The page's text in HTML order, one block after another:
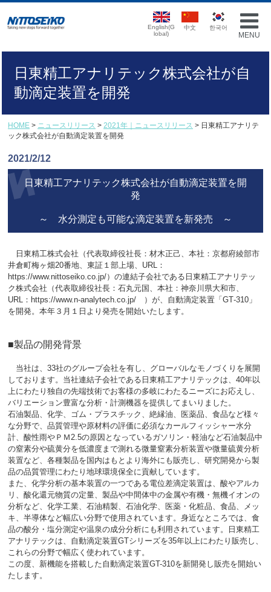
MENU
English(G
lobal)
中文 한국어
日東精工アナリテック株式会社が自
動滴定装置を開発
HOME > ニュースリリース > 2021年｜ニュースリリース > 日東精工アナリテ
ック株式会社が自動滴定装置を開発
2021/2/12
日東精工アナリテック株式会社が自動滴定装置を開
発
～ 水分測定も可能な滴定装置を新発売 ～
日東精工株式会社（代表取締役社長：材木正己、本社：京都府綾部市
井倉町梅ヶ畑20番地、東証１部上場、URL：
https://www.nittoseiko.co.jp/）の連結子会社である日東精工アナリテッ
ク株式会社（代表取締役社長：石丸元国、本社：神奈川県大和市、
URL：https://www.n-analytech.co.jp/ ）が、自動滴定装置「GT‐310」
を開発。本年３月１日より発売を開始いたします。
■製品の開発背景
当社は、33社のグループ会社を有し、グローバルなモノづくりを展開
しております。当社連結子会社である日東精工アナリテックは、40年以
上にわたり独自の先端技術でお客様の多岐にわたるニーズにお応えし、
バリエーション豊富な分析・計測機器を提供してまいりました。
石油製品、化学、ゴム・プラスチック、絶縁油、医薬品、食品など様々
な分野で、品質管理や原材料の評価に必須なカールフィッシャー水分
計、酸性雨やＰＭ2.5の原因となっているガソリン・軽油など石油製品中
の窒素分や硫黄分を低濃度まで測れる微量窒素分析装置や微量硫黄分析
装置など、各種製品を国内はもとより海外にも販売し、研究開発から製
品の品質管理にわたり地球環境保全に貢献しています。
また、化学分析の基本装置の一つである電位差滴定装置は、酸やアルカ
リ、酸化還元物質の定量、製品や中間体中の金属や有機・無機イオンの
分析など、化学工業、石油精製、石油化学、医薬・化粧品、食品、メッ
キ、半導体など幅広い分野で使用されています。身近なところでは、食
品の酸分・塩分測定や温泉の成分分析にも利用されています。日東精工
アナリテックは、自動滴定装置GTシリーズを35年以上にわたり販売し、
これらの分野で幅広く使われています。
この度、新機能を搭載した自動滴定装置GT-310を新開発し販売を開始い
たします。